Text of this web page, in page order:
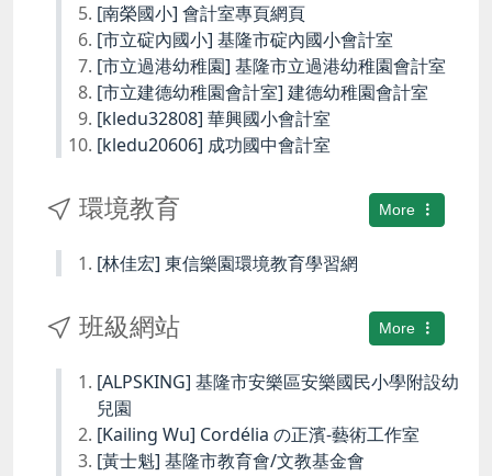
[南榮國小] 會計室專頁網頁
[市立碇內國小] 基隆市碇內國小會計室
[市立過港幼稚園] 基隆市立過港幼稚園會計室
[市立建德幼稚園會計室] 建德幼稚園會計室
[kledu32808] 華興國小會計室
[kledu20606] 成功國中會計室
More
環境教育
[林佳宏] 東信樂園環境教育學習網
More
班級網站
[ALPSKING] 基隆市安樂區安樂國民小學附設幼
兒園
[Kailing Wu] Cordélia の正濱-藝術工作室
[黃士魁] 基隆市教育會/文教基金會